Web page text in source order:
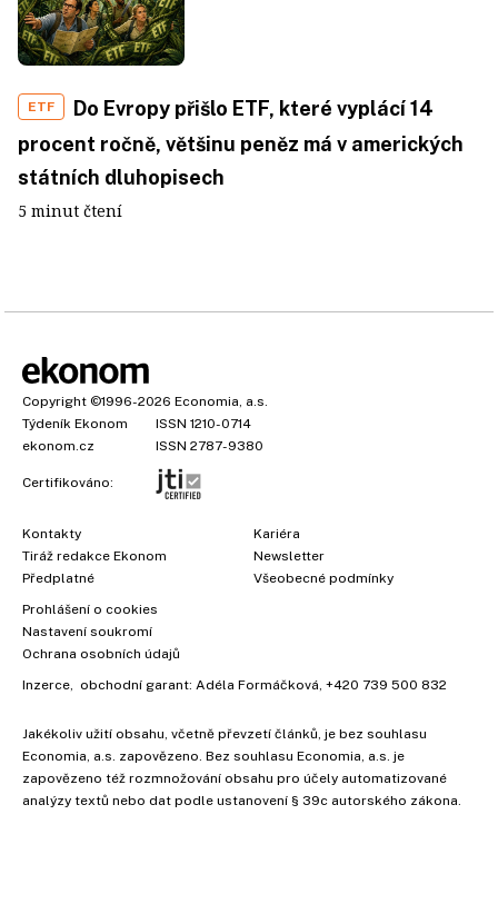
ETF
Do Evropy přišlo ETF, které vyplácí 14
procent ročně, většinu peněz má v amerických
státních dluhopisech
5 minut čtení
Copyright ©1996-2026 Economia, a.s.
Týdeník Ekonom
ISSN 1210-0714
ekonom.cz
ISSN 2787-9380
Certifikováno:
Kontakty
Tiráž redakce Ekonom
Předplatné
Kariéra
Newsletter
Všeobecné podmínky
Prohlášení o cookies
Nastavení soukromí
Ochrana osobních údajů
Inzerce , obchodní garant: Adéla Formáčková +420 739 500 832
Jakékoliv užití obsahu, včetně převzetí článků, je bez souhlasu
Economia, a.s. zapovězeno. Bez souhlasu Economia, a.s. je
zapovězeno též rozmnožování obsahu pro účely automatizované
analýzy textů nebo dat podle ustanovení § 39c autorského zákona.